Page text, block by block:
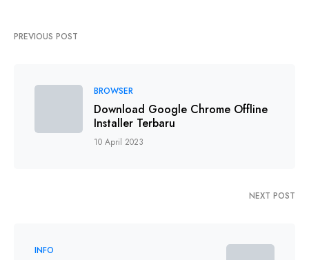
PREVIOUS POST
BROWSER
Download Google Chrome Offline
Installer Terbaru
10 April 2023
NEXT POST
INFO